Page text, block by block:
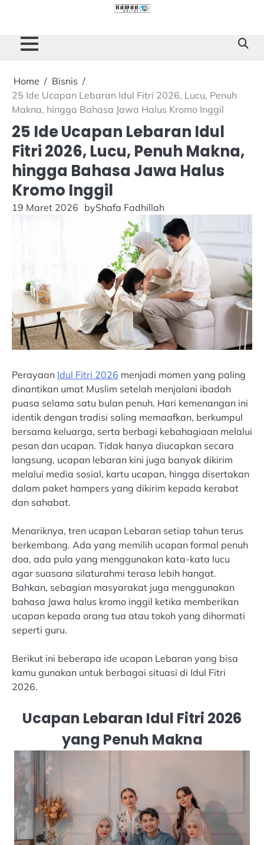
content
Home
Bisnis
25 Ide Ucapan Lebaran Idul Fitri 2026, Lucu, Penuh
Makna, hingga Bahasa Jawa Halus Kromo Inggil
25 Ide Ucapan Lebaran Idul
Fitri 2026, Lucu, Penuh Makna,
hingga Bahasa Jawa Halus
Kromo Inggil
19 Maret 2026 byShafa Fadhillah
Perayaan Idul Fitri 2026 menjadi momen yang paling
dinantikan umat Muslim setelah menjalani ibadah
puasa selama satu bulan penuh. Hari kemenangan ini
identik dengan tradisi saling memaafkan, berkumpul
bersama keluarga, serta berbagi kebahagiaan melalui
pesan dan ucapan. Tidak hanya diucapkan secara
langsung, ucapan lebaran kini juga banyak dikirim
melalui media sosial, kartu ucapan, hingga disertakan
dalam paket hampers yang dikirim kepada kerabat
dan sahabat.
Menariknya, tren ucapan Lebaran setiap tahun terus
berkembang. Ada yang memilih ucapan formal penuh
doa, ada pula yang menggunakan kata-kata lucu
agar suasana silaturahmi terasa lebih hangat.
Bahkan, sebagian masyarakat juga menggunakan
bahasa Jawa halus kromo inggil ketika memberikan
ucapan kepada orang tua atau tokoh yang dihormati
seperti guru.
Berikut ini beberapa ide ucapan Lebaran yang bisa
kamu gunakan untuk berbagai situasi di Idul Fitri
2026.
Ucapan Lebaran Idul Fitri 2026
yang Penuh Makna